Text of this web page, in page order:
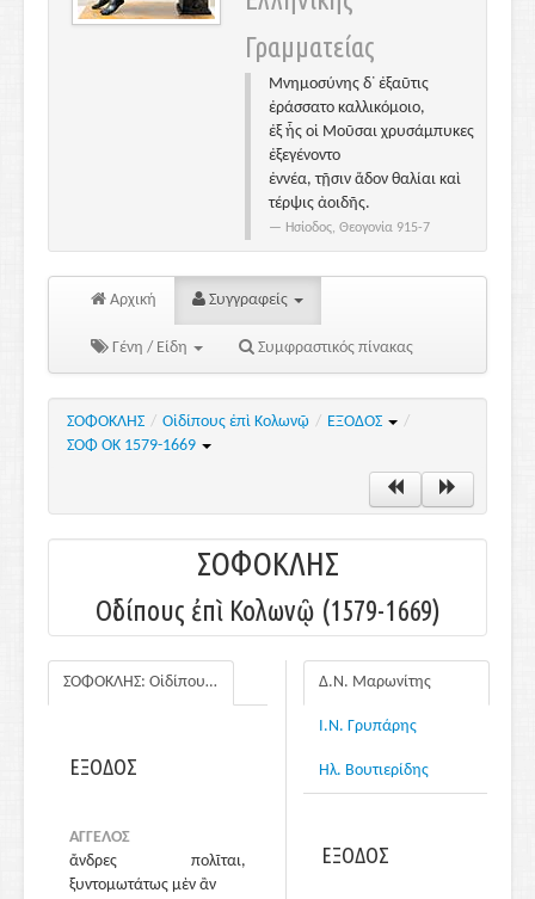
Γραμματείας
Μνημοσύνης δ᾽ ἐξαῦτις
ἐράσσατο καλλικόμοιο,
ἐξ ἧς οἱ Μοῦσαι χρυσάμπυκες
ἐξεγένοντο
ἐννέα, τῇσιν ἅδον θαλίαι καὶ
τέρψις ἀοιδῆς.
Ησίοδος, Θεογονία 915-7
Αρχική Συγγραφείς
Γένη / Είδη Συμφραστικός πίνακας
ΣΟΦΟΚΛΗΣ / Οἰδίπους ἐπὶ Κολωνῷ / ΕΞΟΔΟΣ
/
ΣΟΦ ΟΚ 1579-1669
ΣΟΦΟΚΛΗΣ
Οἰδίπους ἐπὶ Κολωνῷ (1579-1669)
ΣΟΦΟΚΛΗΣ: Οἰδίπους ἐπὶ Κολωνῷ
ΕΞΟΔΟΣ
ΑΓΓΕΛΟΣ
ἄνδρες πολῖται,
ξυντομωτάτως μὲν ἂν
Δ.Ν. Μαρωνίτης
Ι.Ν. Γρυπάρης
Ηλ. Βουτιερίδης
ΕΞΟΔΟΣ